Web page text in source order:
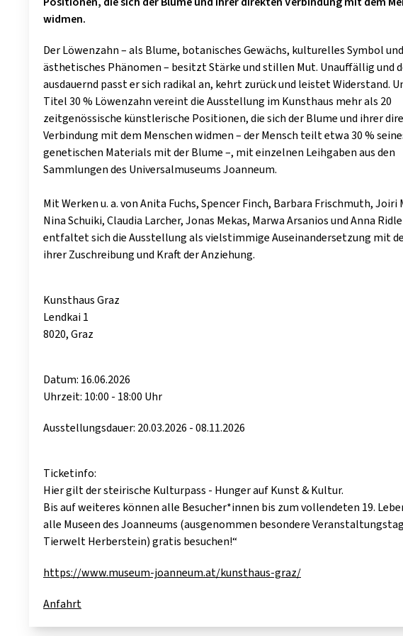
widmen.
Der Löwenzahn – als Blume, botanisches Gewächs, kulturelles Symbol und
ästhetisches Phänomen – besitzt Stärke und stillen Mut. Unauffällig und
ausdauernd passt er sich radikal an, kehrt zurück und leistet Widerstand.
Titel 30 % Löwenzahn vereint die Ausstellung im Kunsthaus mehr als 20
zeitgenössische künstlerische Positionen, die sich der Blume und ihrer
Verbindung mit dem Menschen widmen – der Mensch teilt etwa 30 %
genetischen Materials mit der Blume –, mit einzelnen Leihgaben aus den
Sammlungen des Universalmuseums Joanneum.
Mit Werken u. a. von Anita Fuchs, Spencer Finch, Barbara Frischmuth, Joiri
Nina Schuiki, Claudia Larcher, Jonas Mekas, Marwa Arsanios und Anna
entfaltet sich die Ausstellung als vielstimmige Auseinandersetzung mit
ihrer Zuschreibung und Kraft der Anziehung.
Kunsthaus Graz
Lendkai 1
8020, Graz
Datum: 16.06.2026
Uhrzeit: 10:00 - 18:00 Uhr
Ausstellungsdauer: 20.03.2026 - 08.11.2026
Ticketinfo:
Hier gilt der steirische Kulturpass - Hunger auf Kunst & Kultur.
Bis auf weiteres können alle Besucher*innen bis zum vollendeten 19.
alle Museen des Joanneums (ausgenommen besondere
Tierwelt Herberstein) gratis besuchen!“
https://www.museum-joanneum.at/kunsthaus-graz/
Anfahrt